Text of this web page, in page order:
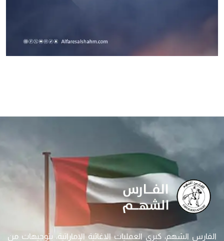
الفارس الشهم، كبرى العمليات الاغاثية الإماراتية، بتوجيهات من